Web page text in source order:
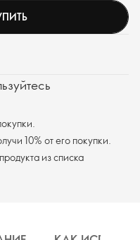
продуктов для волос.
10% от его покупки.
из списка